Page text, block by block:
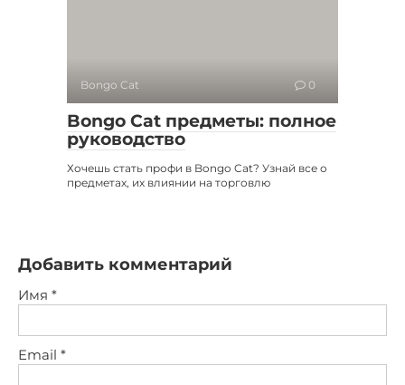
Bongo Cat 0
Bongo Cat предметы: полное
руководство
Хочешь стать профи в Bongo Cat? Узнай все о
предметах, их влиянии на торговлю
Добавить комментарий
Имя *
Email *